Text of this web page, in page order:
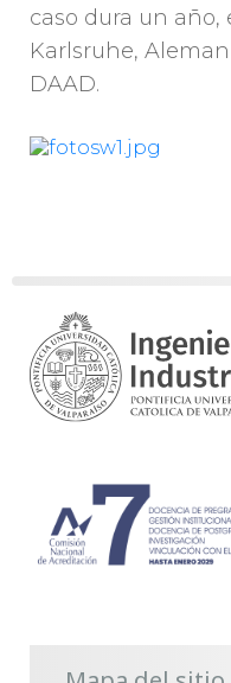
caso dura un
Karlsruhe,
DAAD.